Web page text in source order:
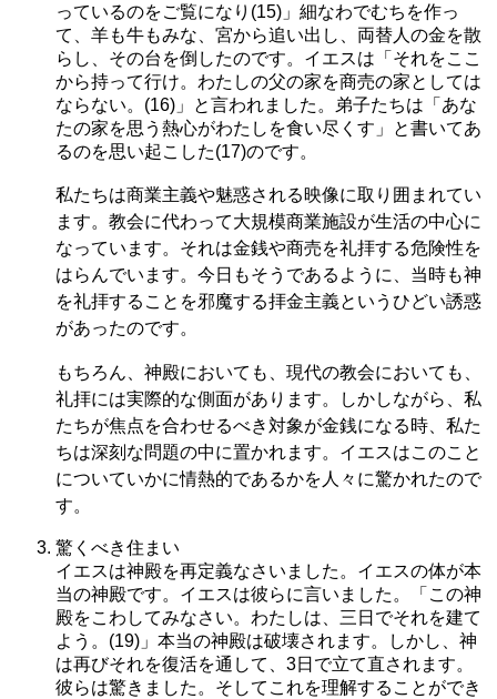
っているのをご覧になり(15)」細なわでむちを作っ
て、羊も牛もみな、宮から追い出し、両替人の金を散
らし、その台を倒したのです。イエスは「それをここ
から持って行け。わたしの父の家を商売の家としては
ならない。(16)」と言われました。弟子たちは「あな
たの家を思う熱心がわたしを食い尽くす」と書いてあ
るのを思い起こした(17)のです。
私たちは商業主義や魅惑される映像に取り囲まれてい
ます。教会に代わって大規模商業施設が生活の中心に
なっています。それは金銭や商売を礼拝する危険性を
はらんでいます。今日もそうであるように、当時も神
を礼拝することを邪魔する拝金主義というひどい誘惑
があったのです。
もちろん、神殿においても、現代の教会においても、
礼拝には実際的な側面があります。しかしながら、私
たちが焦点を合わせるべき対象が金銭になる時、私た
ちは深刻な問題の中に置かれます。イエスはこのこと
についていかに情熱的であるかを人々に驚かれたので
す。
驚くべき住まい
イエスは神殿を再定義なさいました。イエスの体が本
当の神殿です。イエスは彼らに言いました。「この神
殿をこわしてみなさい。わたしは、三日でそれを建て
よう。(19)」本当の神殿は破壊されます。しかし、神
は再びそれを復活を通して、3日で立て直されます。
彼らは驚きました。そしてこれを理解することができ